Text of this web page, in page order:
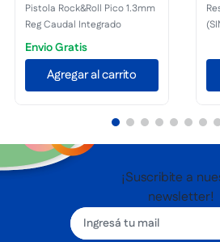
Pistola Rock&Roll Pico 1.3mm
Reg Caudal Integrado
Envio Gratis
Agregar al carrito
¡Suscribite a
newsletter!